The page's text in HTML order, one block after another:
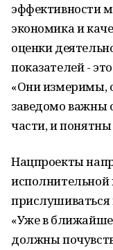
эффективности
экономика и
оценки
показателей -
«Они измеримы,
заведомо важны
части, и
Нацпроекты
исполнительной
«Уже в
должны